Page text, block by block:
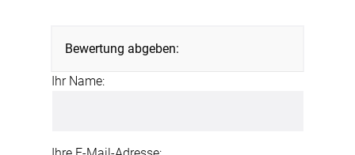
Bewertung abgeben:
Ihr Name: